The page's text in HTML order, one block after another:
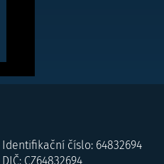
Identifikační číslo: 64832694
DIČ: CZ64832694